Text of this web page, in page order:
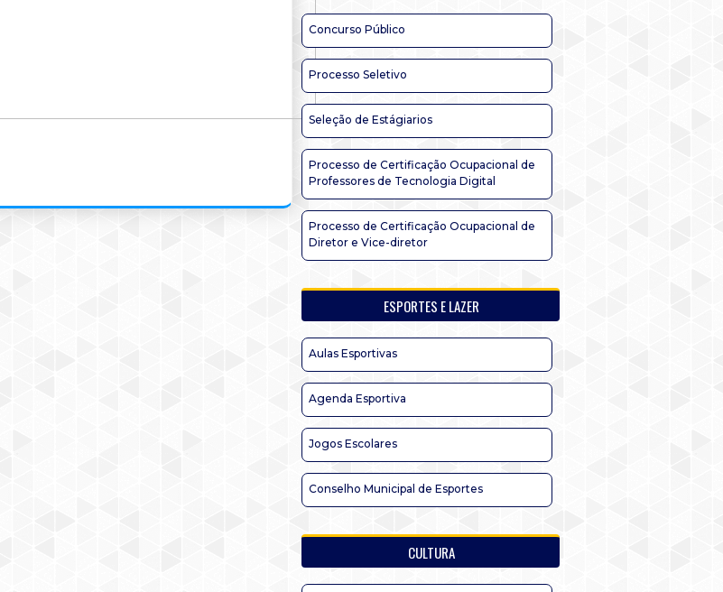
Concurso Público
Processo Seletivo
Seleção de Estágiarios
Processo de Certificação Ocupacional de
Professores de Tecnologia Digital
Processo de Certificação Ocupacional de
Diretor e Vice-diretor
ESPORTES E LAZER
Aulas Esportivas
Agenda Esportiva
Jogos Escolares
Conselho Municipal de Esportes
CULTURA